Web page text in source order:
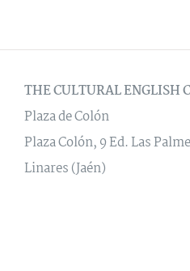
THE CULTURAL ENGLISH
Plaza de Colón
Plaza Colón, 9 Ed. Las
Linares (Jaén)